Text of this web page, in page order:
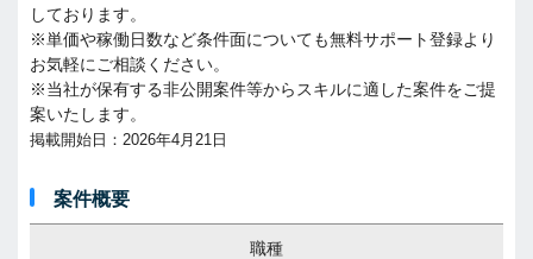
しております。
※単価や稼働日数など条件面についても無料サポート登録より
お気軽にご相談ください。
※当社が保有する非公開案件等からスキルに適した案件をご提
案いたします。
掲載開始日：2026年4月21日
案件概要
職種